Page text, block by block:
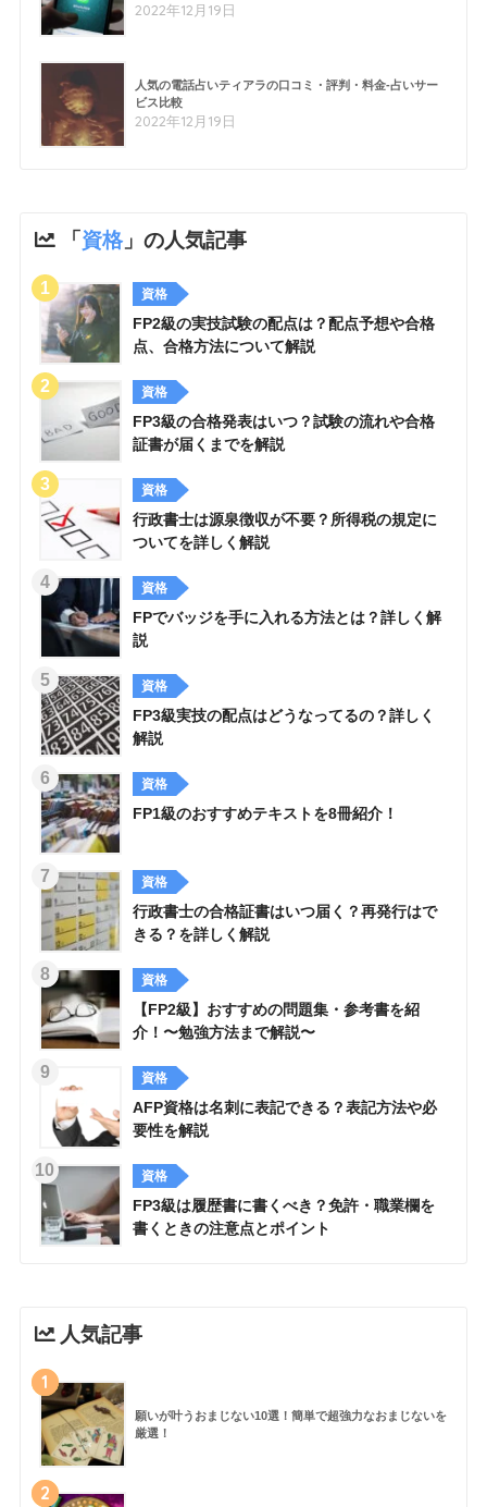
2022年12月19日
人気の電話占いティアラの口コミ・評判・料金-占いサー
ビス比較
2022年12月19日
「資格」の人気記事
資格
FP2級の実技試験の配点は？配点予想や合格
点、合格方法について解説
資格
FP3級の合格発表はいつ？試験の流れや合格
証書が届くまでを解説
資格
行政書士は源泉徴収が不要？所得税の規定に
ついてを詳しく解説
資格
FPでバッジを手に入れる方法とは？詳しく解
説
資格
FP3級実技の配点はどうなってるの？詳しく
解説
資格
FP1級のおすすめテキストを8冊紹介！
資格
行政書士の合格証書はいつ届く？再発行はで
きる？を詳しく解説
資格
【FP2級】おすすめの問題集・参考書を紹
介！〜勉強方法まで解説〜
資格
AFP資格は名刺に表記できる？表記方法や必
要性を解説
資格
FP3級は履歴書に書くべき？免許・職業欄を
書くときの注意点とポイント
人気記事
1
願いが叶うおまじない10選！簡単で超強力なおまじないを
厳選！
2